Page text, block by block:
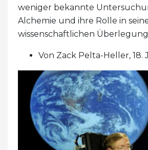
weniger bekannte
Alchemie und ihre Rolle in
wissenschaftlichen
Von Zack Pelta-Heller, 18.